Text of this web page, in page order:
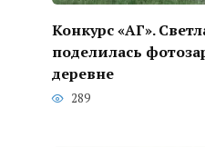
Конкурс «АГ».
поделилась
деревне
289